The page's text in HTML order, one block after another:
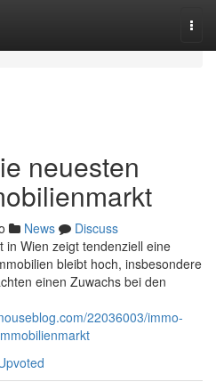
neuesten
News
Discuss
in Wien zeigt tendenziell eine
bleibt hoch, insbesondere
einen Zuwachs bei den
22036003/immo-